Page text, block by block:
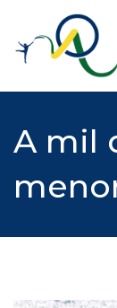
content
A mil